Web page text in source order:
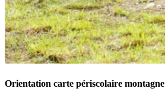
Orientation carte périscolaire montagne